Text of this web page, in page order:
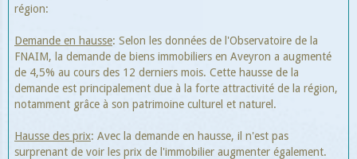
région:
Demande en hausse: Selon les données de l'Observatoire de la
FNAIM, la demande de biens immobiliers en Aveyron a augmenté
de 4,5% au cours des 12 derniers mois. Cette hausse de la
demande est principalement due à la forte attractivité de la région,
notamment grâce à son patrimoine culturel et naturel.
Hausse des prix: Avec la demande en hausse, il n'est pas
surprenant de voir les prix de l'immobilier augmenter également.